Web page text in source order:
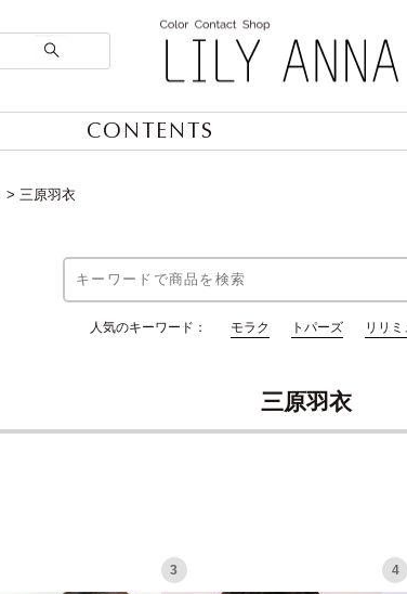
CONTENTS
三原羽衣
人気のキーワード： モラク トパーズ リリミ
三原羽衣
3 4